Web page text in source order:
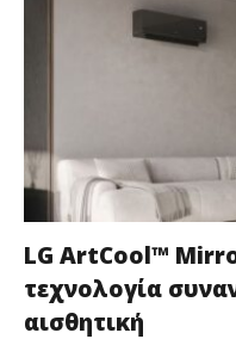
LG ArtCool™
τεχνολογία
αισθητική